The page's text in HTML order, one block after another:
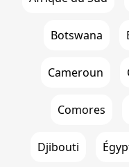
Botswana
Cameroun
Comores
Djibouti